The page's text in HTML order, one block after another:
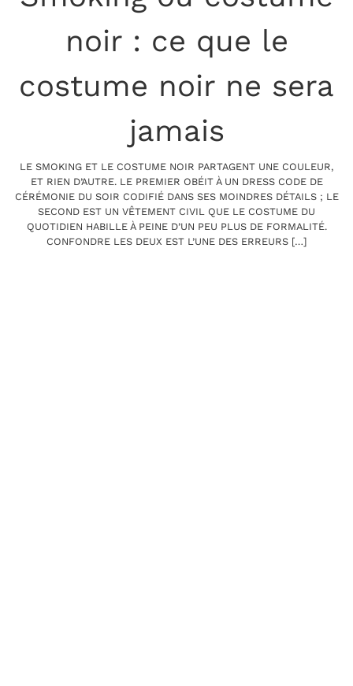
noir : ce que le
costume noir ne sera
jamais
LE SMOKING ET LE COSTUME NOIR PARTAGENT UNE COULEUR,
ET RIEN D’AUTRE. LE PREMIER OBÉIT À UN DRESS CODE DE
CÉRÉMONIE DU SOIR CODIFIÉ DANS SES MOINDRES DÉTAILS ; LE
SECOND EST UN VÊTEMENT CIVIL QUE LE COSTUME DU
QUOTIDIEN HABILLE À PEINE D’UN PEU PLUS DE FORMALITÉ.
CONFONDRE LES DEUX EST L’UNE DES ERREURS […]